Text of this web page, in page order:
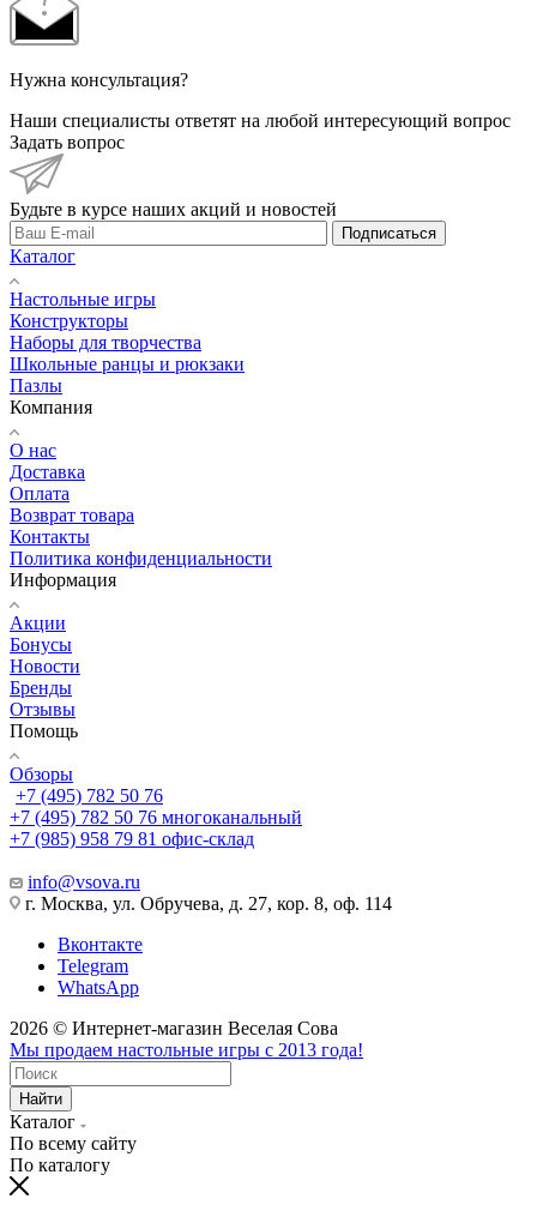
Нужна консультация?
Наши специалисты ответят на любой интересующий вопрос
Задать вопрос
Будьте в курсе наших акций и новостей
Подписаться
Каталог
Настольные игры
Конструкторы
Наборы для творчества
Школьные ранцы и рюкзаки
Пазлы
Компания
О нас
Доставка
Оплата
Возврат товара
Контакты
Политика конфиденциальности
Информация
Акции
Бонусы
Новости
Бренды
Отзывы
Помощь
Обзоры
+7 (495) 782 50 76
+7 (495) 782 50 76 многоканальный
+7 (985) 958 79 81 офис-склад
info@vsova.ru
г. Москва, ул. Обручева, д. 27, кор. 8, оф. 114
Вконтакте
Telegram
WhatsApp
2026 © Интернет-магазин Веселая Сова
Мы продаем настольные игры с 2013 года!
Найти
Каталог
По всему сайту
По каталогу